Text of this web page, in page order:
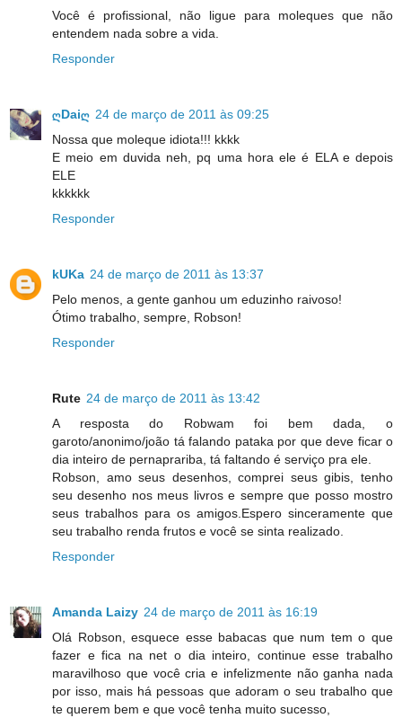
Você é profissional, não ligue para moleques que não
entendem nada sobre a vida.
Responder
ღDaiღ 24 de março de 2011 às 09:25
Nossa que moleque idiota!!! kkkk
E meio em duvida neh, pq uma hora ele é ELA e depois
ELE
kkkkkk
Responder
kUKa 24 de março de 2011 às 13:37
Pelo menos, a gente ganhou um eduzinho raivoso!
Ótimo trabalho, sempre, Robson!
Responder
Rute 24 de março de 2011 às 13:42
A resposta do Robwam foi bem dada, o
garoto/anonimo/joão tá falando pataka por que deve ficar o
dia inteiro de pernaprariba, tá faltando é serviço pra ele.
Robson, amo seus desenhos, comprei seus gibis, tenho
seu desenho nos meus livros e sempre que posso mostro
seus trabalhos para os amigos.Espero sinceramente que
seu trabalho renda frutos e você se sinta realizado.
Responder
Amanda Laizy 24 de março de 2011 às 16:19
Olá Robson, esquece esse babacas que num tem o que
fazer e fica na net o dia inteiro, continue esse trabalho
maravilhoso que você cria e infelizmente não ganha nada
por isso, mais há pessoas que adoram o seu trabalho que
te querem bem e que você tenha muito sucesso,